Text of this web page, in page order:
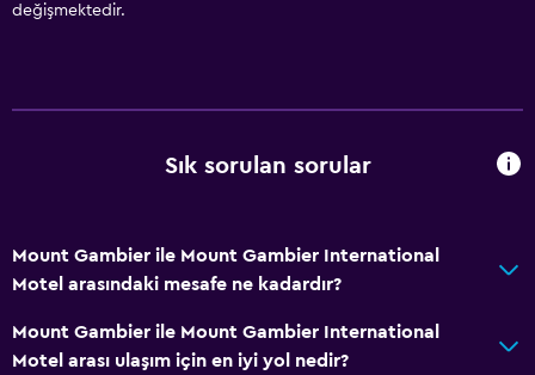
değişmektedir.
Sık sorulan sorular
Mount Gambier ile Mount Gambier International
Motel arasındaki mesafe ne kadardır?
Mount Gambier ile Mount Gambier International
Motel arası ulaşım için en iyi yol nedir?